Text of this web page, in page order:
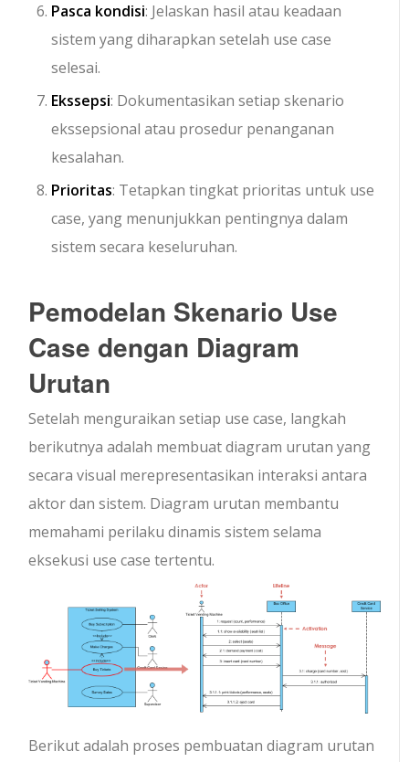
Pasca kondisi: Jelaskan hasil atau keadaan
sistem yang diharapkan setelah use case
selesai.
Ekssepsi: Dokumentasikan setiap skenario
ekssepsional atau prosedur penanganan
kesalahan.
Prioritas: Tetapkan tingkat prioritas untuk use
case, yang menunjukkan pentingnya dalam
sistem secara keseluruhan.
Pemodelan Skenario Use
Case dengan Diagram
Urutan
Setelah menguraikan setiap use case, langkah
berikutnya adalah membuat diagram urutan yang
secara visual merepresentasikan interaksi antara
aktor dan sistem. Diagram urutan membantu
memahami perilaku dinamis sistem selama
eksekusi use case tertentu.
Berikut adalah proses pembuatan diagram urutan